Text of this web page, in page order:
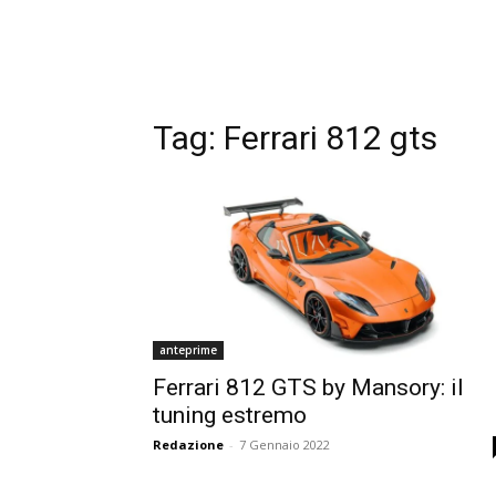
Tag: Ferrari 812 gts
anteprime
Ferrari 812 GTS by Mansory: il
tuning estremo
Redazione - 7 Gennaio 2022